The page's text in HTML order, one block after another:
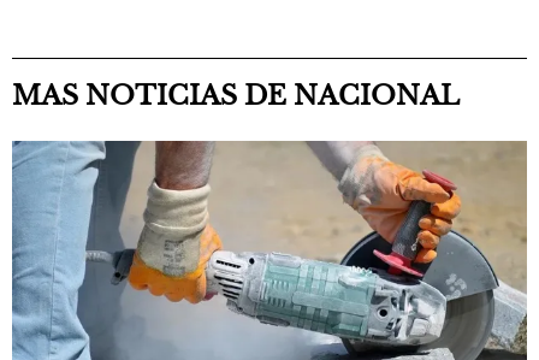
MAS NOTICIAS DE NACIONAL